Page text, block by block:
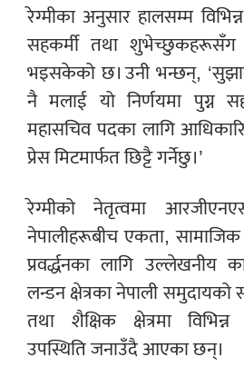
रेग्मीका अनुसार हालसम्म
सहकर्मी तथा
भइसकेको छ। उनी भन्छन्,
नै मलाई यो निर्णयमा पुग्न
महासचिव पदका लागि
प्रेस मिटमार्फत छिट्टै गर्नेछु।’
रेग्मीको नेतृत्वमा
नेपालीहरूबीच एकता,
प्रवर्द्धनका लागि उल्लेखनीय
लन्डन क्षेत्रका नेपाली
तथा शैक्षिक क्षेत्रमा
उपस्थिति जनाउँदै आएका छन्।